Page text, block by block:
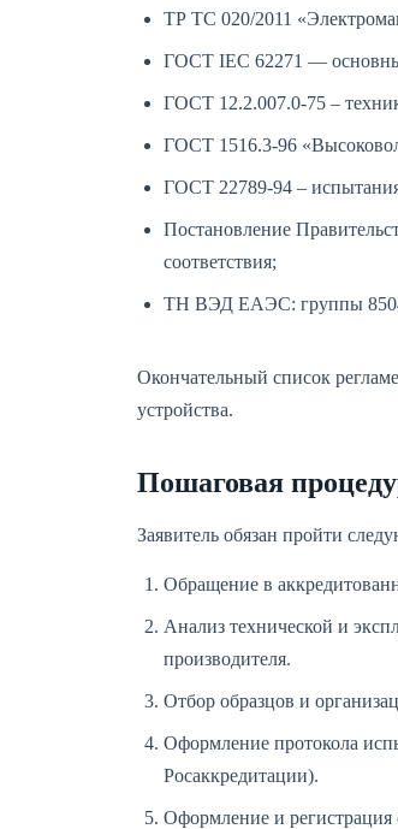
ТР ТС 020/2011
ГОСТ IEC 62271 —
ГОСТ 12.2.007.0-75 –
ГОСТ 1516.3-96
ГОСТ 22789-94 –
Постановление
соответствия;
ТН ВЭД ЕАЭС: группы
Окончательный список
устройства.
Пошаговая
Заявитель обязан пройти
Обращение в
Анализ технической и
производителя.
Отбор образцов и
Оформление протокола
Росаккредитации).
Оформление и регистрация